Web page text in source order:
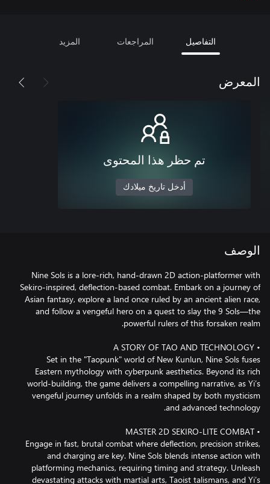
التفاصيل المراجعات المزيد
المعرض
تم حظر هذا المحتوى
أدخل تاريخ ميلادك
الوصف
Nine Sols is a lore-rich, hand-drawn 2D action-platformer with
Sekiro-inspired, deflection-based combat. Embark on a journey of
Asian fantasy, explore a land once ruled by an ancient alien race,
and follow a vengeful hero on a quest to slay the 9 Sols—the
Set in the "Taopunk" world of New Kunlun, Nine Sols fuses
Eastern mythology with cyberpunk aesthetics. Beyond its rich
world-building, the game delivers a compelling narrative, as Yi’s
vengeful journey unfolds in a realm shaped by both mysticism
Engage in fast, brutal combat where deflection, precision strikes,
and charging are key. Nine Sols blends intense action with
platforming mechanics, requiring timing and strategy. Unleash
devastating attacks with martial arts, Taoist talismans, and Yi’s